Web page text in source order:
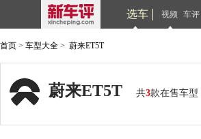
选车 视频 车评
首页 > 车型大全 > 蔚来ET5T
蔚来ET5T 共3款在售车型